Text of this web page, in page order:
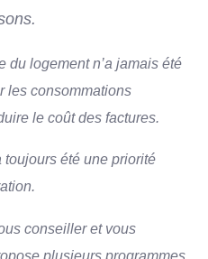
du logement n’a jamais été
les consommations
le coût des factures.
toujours été une priorité
conseiller et vous
plusieurs programmes